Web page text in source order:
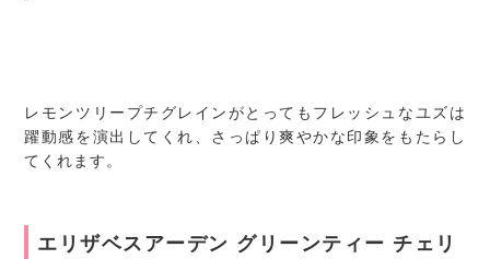
レモンツリープチグレインがとってもフレッシュなユズは
躍動感を演出してくれ、さっぱり爽やかな印象をもたらし
てくれます。
エリザベスアーデン グリーンティー チェリ